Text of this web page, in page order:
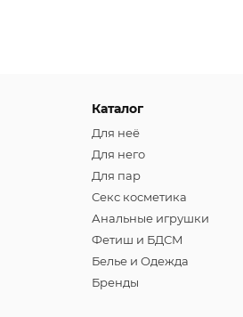
Каталог
Для неё
Для него
Для пар
Секс косметика
Анальные игрушки
Фетиш и БДСМ
Белье и Одежда
Бренды